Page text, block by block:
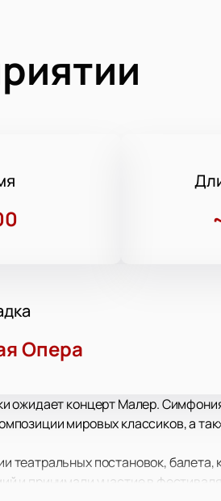
Опера
ожидает концерт Малер.
мировых классиков, а
театральных постановок,
и принимали участие в